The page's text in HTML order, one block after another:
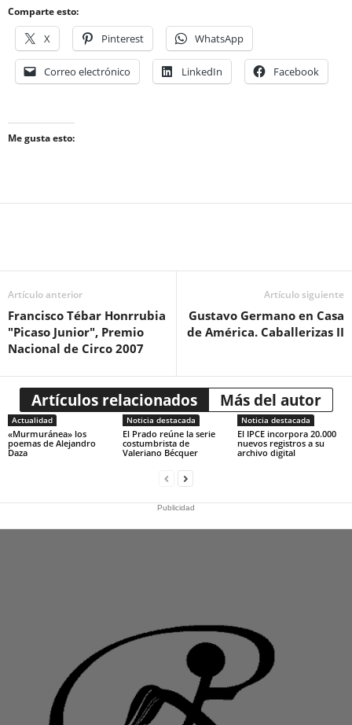
Comparte esto:
X Pinterest WhatsApp
Correo electrónico LinkedIn Facebook
Me gusta esto:
Artículo anterior
Francisco Tébar Honrrubia
"Picaso Junior", Premio
Nacional de Circo 2007
Artículo siguiente
Gustavo Germano en Casa
de América. Caballerizas II
Artículos relacionados Más del autor
Actualidad
«Murmuránea» los
poemas de Alejandro
Daza
Noticia destacada
El Prado reúne la serie
costumbrista de
Valeriano Bécquer
Noticia destacada
El IPCE incorpora 20.000
nuevos registros a su
archivo digital
Publicidad